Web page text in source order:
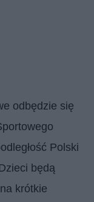
odbędzie się
Polski
będą
krótkie